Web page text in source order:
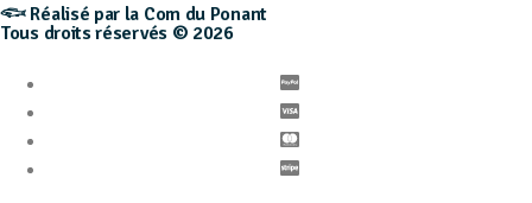
𓆟 Réalisé par la Com du Ponant
Tous droits réservés © 2026